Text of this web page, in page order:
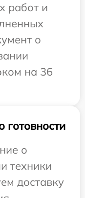
работ и
о
на 36
о
техники
доставку